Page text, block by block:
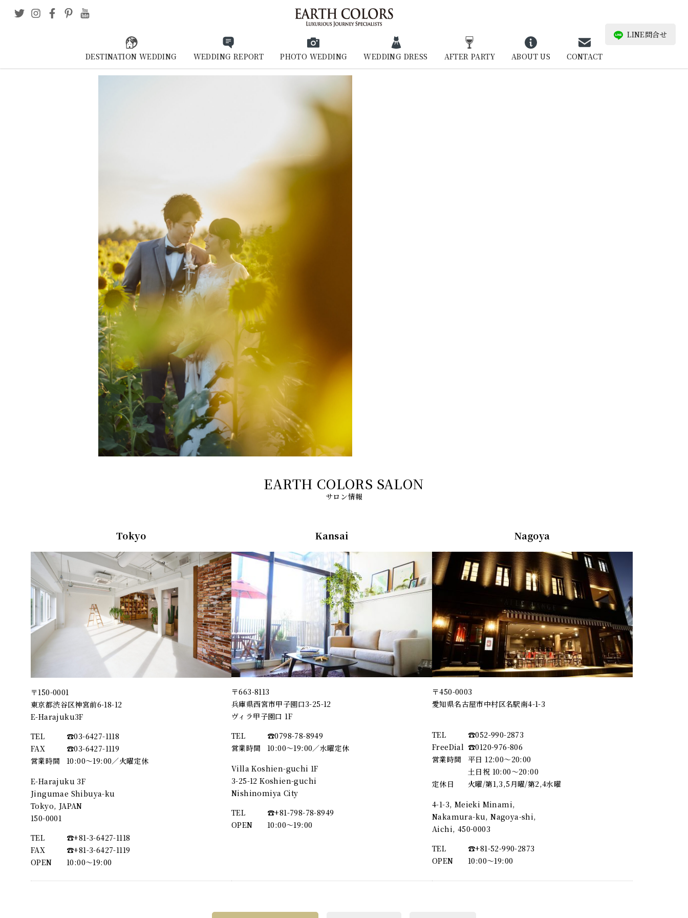
DESTINATION WEDDING WEDDING REPORT PHOTO WEDDING WEDDING DRESS AFTER PARTY ABOUT US CONTACT
LINE問合せ
サロン情報
Tokyo
〒150-0001
東京都渋谷区神宮前6-18-12
E-Harajuku3F
TEL
☎︎03-6427-1118
FAX
☎︎03-6427-1119
営業時間
10:00～19:00／火曜定休
E-Harajuku 3F
Jingumae Shibuya-ku
Tokyo, JAPAN
150-0001
TEL
☎︎+81-3-6427-1118
FAX
☎︎+81-3-6427-1119
OPEN
10:00〜19:00
Kansai
〒663-8113
兵庫県西宮市甲子園口3-25-12
ヴィラ甲子園口 1F
TEL
☎︎0798-78-8949
営業時間
10:00～19:00／水曜定休
Villa Koshien-guchi 1F
3-25-12 Koshien-guchi
Nishinomiya City
TEL
☎︎+81-798-78-8949
OPEN
10:00〜19:00
Nagoya
〒450-0003
愛知県名古屋市中村区名駅南4-1-3
TEL
☎︎052-990-2873
FreeDial ☎︎0120-976-806
営業時間
平日 12:00～20:00
土日祝 10:00～20:00
定休日
火曜/第1,3,5月曜/第2,4水曜
4-1-3, Meieki Minami,
Nakamura-ku, Nagoya-shi,
Aichi, 450-0003
TEL
☎︎+81-52-990-2873
OPEN
10:00〜19:00